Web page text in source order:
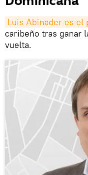
Luis Abinader es el
caribeño tras ganar
vuelta.